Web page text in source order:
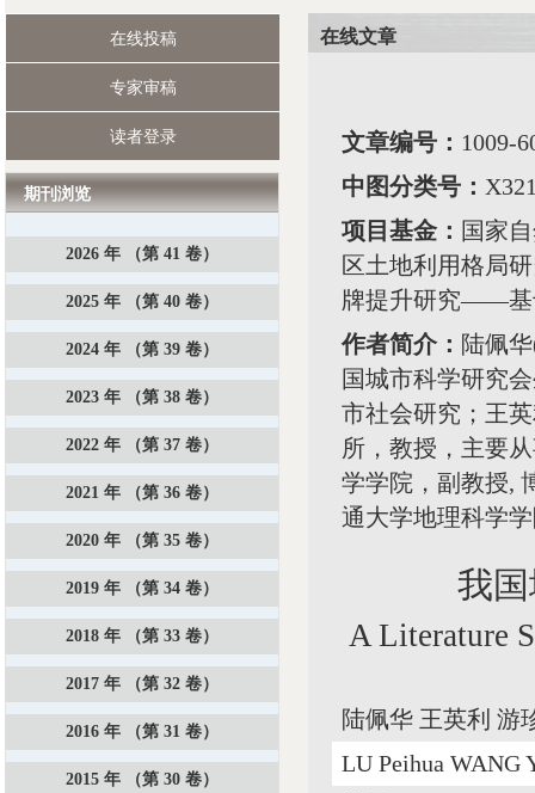
在线文章
文章编号： 1009-
中图分类号：
项目基金： 国家
区土地利用格局
牌提升研究——基
作者简介： 陆佩
国城市科学研究
市社会研究；王
所，教授，主要
学学院，副教授,
通大学地理科学
我
A Literature
陆佩华 王英利 游
LU Peihua WANG
在线投稿
专家审稿
读者登录
期刊浏览
2026 年 （第 41 卷）
2025 年 （第 40 卷）
2024 年 （第 39 卷）
2023 年 （第 38 卷）
2022 年 （第 37 卷）
2021 年 （第 36 卷）
2020 年 （第 35 卷）
2019 年 （第 34 卷）
2018 年 （第 33 卷）
2017 年 （第 32 卷）
2016 年 （第 31 卷）
2015 年 （第 30 卷）